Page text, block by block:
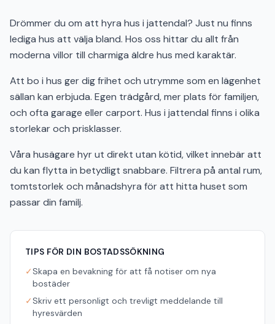
Drömmer du om att hyra hus i jattendal? Just nu finns
lediga hus att välja bland. Hos oss hittar du allt från
moderna villor till charmiga äldre hus med karaktär.
Att bo i hus ger dig frihet och utrymme som en lägenhet
sällan kan erbjuda. Egen trädgård, mer plats för familjen,
och ofta garage eller carport. Hus i jattendal finns i olika
storlekar och prisklasser.
Våra husägare hyr ut direkt utan kötid, vilket innebär att
du kan flytta in betydligt snabbare. Filtrera på antal rum,
tomtstorlek och månadshyra för att hitta huset som
passar din familj.
TIPS FÖR DIN BOSTADSSÖKNING
✓Skapa en bevakning för att få notiser om nya
bostäder
✓Skriv ett personligt och trevligt meddelande till
hyresvärden